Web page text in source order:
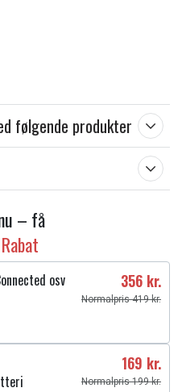
følgende produkter
– få
osv 356 kr.
Normalpris 419 kr.
169 kr.
Normalpris 199 kr.